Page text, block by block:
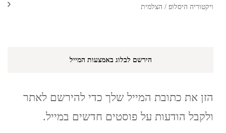
ויקטוריה היסלופ / הצלמית
הירשם לבלוג באמצעות המייל
הזן את כתובת המייל שלך כדי להירשם לאתר
ולקבל הודעות על פוסטים חדשים במייל.